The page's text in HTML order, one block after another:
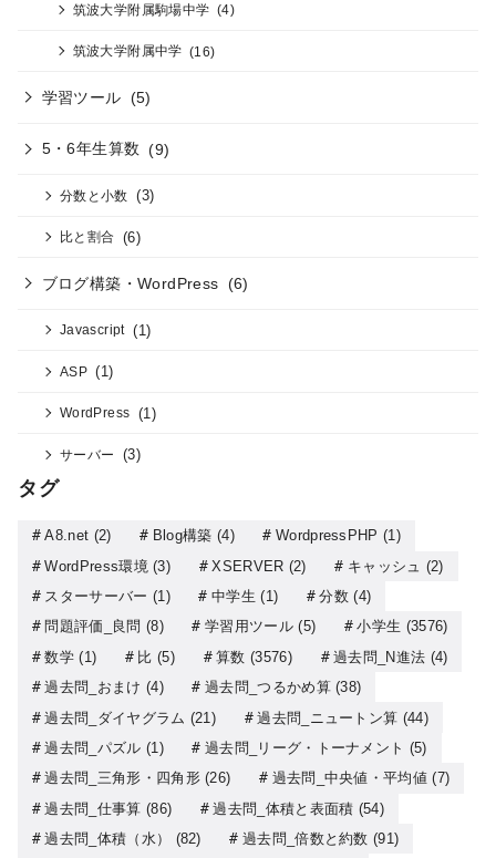
筑波大学附属駒場中学 (4)
筑波大学附属中学 (16)
学習ツール (5)
5・6年生算数 (9)
分数と小数 (3)
比と割合 (6)
ブログ構築・WordPress (6)
Javascript (1)
ASP (1)
WordPress (1)
サーバー (3)
タグ
A8.net (2) Blog構築 (4) WordpressPHP (1)
WordPress環境 (3) XSERVER (2) キャッシュ (2)
スターサーバー (1) 中学生 (1) 分数(4)
問題評価_良問 (8) 学習用ツール(5) 小学生 (3576)
数学(1) 比 (5) 算数 (3576) 過去問_N進法 (4)
過去問_おまけ (4) 過去問_つるかめ算(38)
過去問_ダイヤグラム (21) 過去問_ニュートン算 (44)
過去問_パズル (1) 過去問_リーグ・トーナメント (5)
過去問_三角形・四角形(26) 過去問_中央値・平均値 (7)
過去問_仕事算 (86) 過去問_体積と表面積 (54)
過去問_体積（水）
(82) 過去問_倍数と約数 (91)